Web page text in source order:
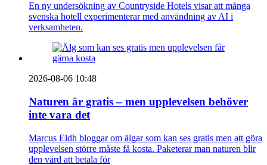
En ny undersökning av Countryside Hotels visar att många
svenska hotell experimenterar med användning av AI i
verksamheten.
2026-08-06 10:48
Naturen är gratis – men upplevelsen behöver
inte vara det
Marcus Eldh bloggar om älgar som kan ses gratis men att göra
upplevelsen större måste få kosta. Paketerar man naturen blir
den värd att betala för